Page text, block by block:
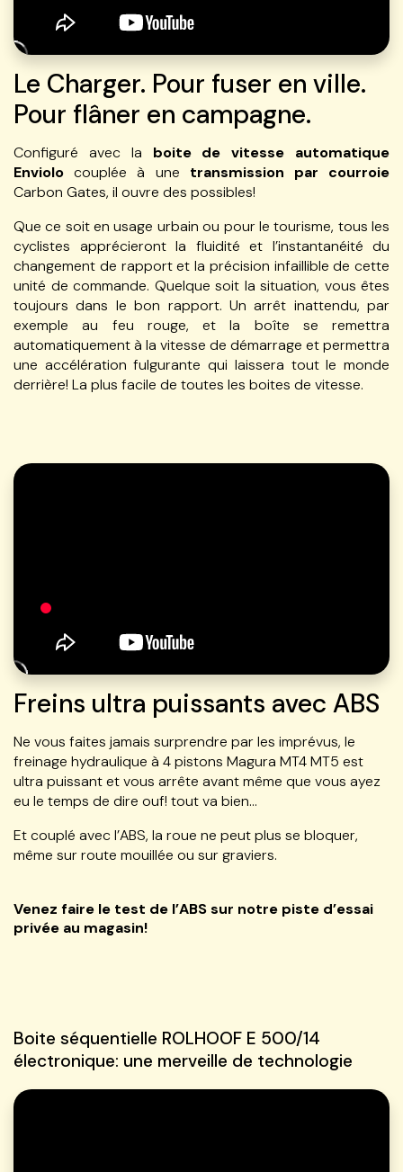
Le Charger. Pour fuser en ville.
Pour flâner en campagne.
Configuré avec la boite de vitesse automatique
Enviolo couplée à une transmission par courroie
Carbon Gates, il ouvre des possibles!
Que ce soit en usage urbain ou pour le tourisme, tous les
cyclistes apprécieront la fluidité et l’instantanéité du
changement de rapport et la précision infaillible de cette
unité de commande. Quelque soit la situation, vous êtes
toujours dans le bon rapport. Un arrêt inattendu, par
exemple au feu rouge, et la boîte se remettra
automatiquement à la vitesse de démarrage et permettra
une accélération fulgurante qui laissera tout le monde
derrière! La plus facile de toutes les boites de vitesse.
Freins ultra puissants avec ABS
Ne vous faites jamais surprendre par les imprévus, le
freinage hydraulique à 4 pistons Magura MT4 MT5 est
ultra puissant et vous arrête avant même que vous ayez
eu le temps de dire ouf! tout va bien…
Et couplé avec l’ABS, la roue ne peut plus se bloquer,
même sur route mouillée ou sur graviers.
Venez faire le test de l’ABS sur notre piste d’essai
privée au magasin!
Boite séquentielle ROLHOOF E 500/14
électronique: une merveille de technologie